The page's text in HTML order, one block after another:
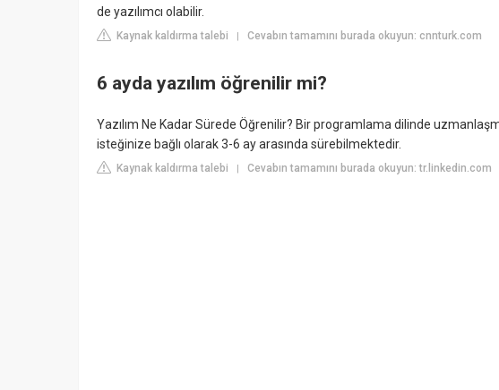
de yazılımcı olabilir.
Kaynak kaldırma talebi | Cevabın tamamını burada okuyun: cnnturk.com
6 ayda yazılım öğrenilir mi?
Yazılım Ne Kadar Sürede Öğrenilir? Bir programlama dilinde
isteğinize bağlı olarak 3-6 ay arasında sürebilmektedir.
Kaynak kaldırma talebi | Cevabın tamamını burada okuyun: tr.linkedin.com